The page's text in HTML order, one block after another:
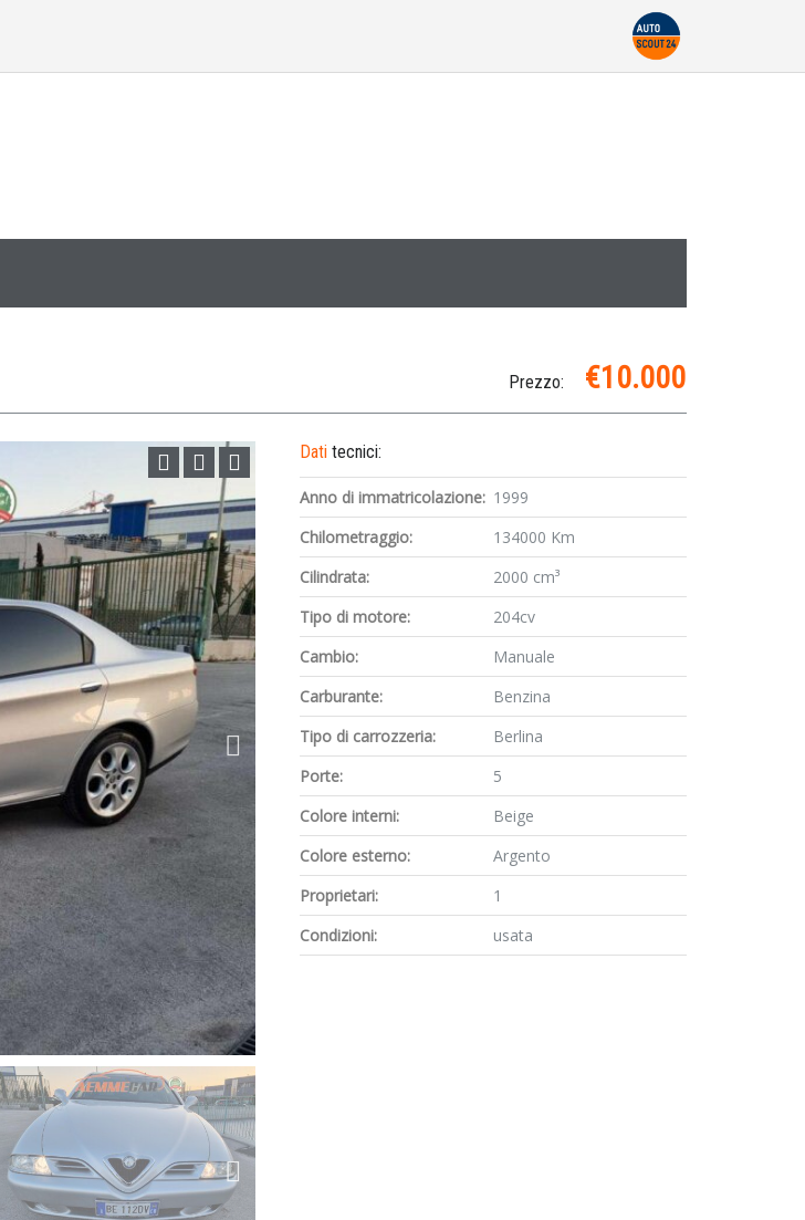
Prezzo: €10.000
Dati tecnici:
Anno di immatricolazione: 1999
Chilometraggio:
134000 Km
Cilindrata:
2000 cm³
Tipo di motore:
204cv
Cambio:
Manuale
Carburante:
Benzina
Tipo di carrozzeria:
Berlina
Porte:
5
Colore interni:
Beige
Colore esterno:
Argento
Proprietari:
1
Condizioni:
usata